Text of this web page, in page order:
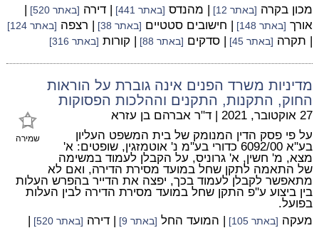
מכון בקרה [באתר 12] | מהנדס [באתר 441] | דירה [באתר 520]
|
אורך [באתר 148] | חישובים סטטיים [באתר 38] | רצפה [באתר 124]
| תקרה [באתר 45] | סדקים [באתר 88] | קורות [באתר 316]
מדיניות משרד הפנים אינה גוברת על הוראות
החוק, התקנות, התקנים וההלכות הפסוקות
שמירה
27 אוקטובר, 2021 | ד"ר אברהם בן עזרא
על פי פסק הדין המנומק של בית המשפט העליון
בע''א 6092/00 כדורי בע''מ נ' אוטמזגין, שופטים: א'
מצא, מ' חשין, א' גרוניס, על הקבלן לעמוד במשימה
של התאמה לתקן שחל במועד מסירת הדירה, ואם לא
מתאפשר לקבלן לעמוד בכך, יפצה את הדייר בהפרש העלות
בין ביצוע ע''פ התקן שחל במועד מסירת הדירה לבין העלות
בפועל.
מעקה [באתר 105] | המועד החל [באתר 9] | דירה [באתר 520]
|